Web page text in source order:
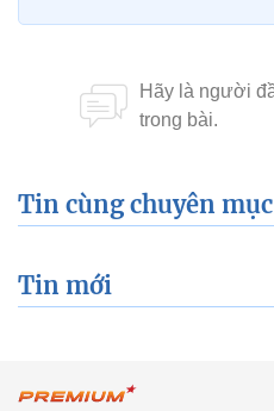
Tin cùng chuyên mục
Tin mới